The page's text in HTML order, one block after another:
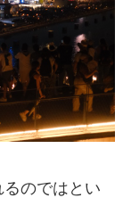
のではとい